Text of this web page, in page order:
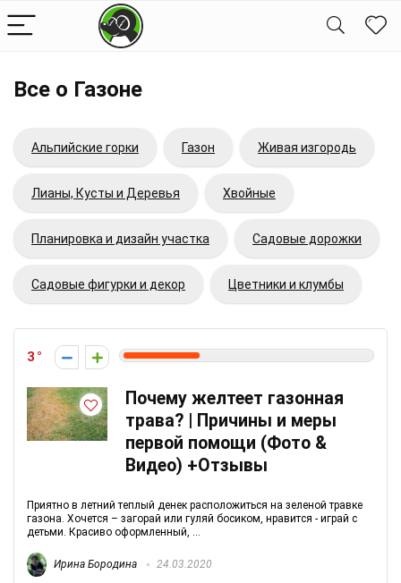
Все о Газоне
Альпийские горки Газон Живая изгородь
Лианы, Кусты и Деревья Хвойные
Планировка и дизайн участка Садовые дорожки
Садовые фигурки и декор Цветники и клумбы
3
Почему желтеет газонная
трава? | Причины и меры
первой помощи (Фото &
Видео) +Отзывы
Приятно в летний теплый денек расположиться на зеленой травке
газона. Хочется – загорай или гуляй босиком, нравится - играй с
детьми. Красиво оформленный, ...
Ирина Бородина 24.03.2020